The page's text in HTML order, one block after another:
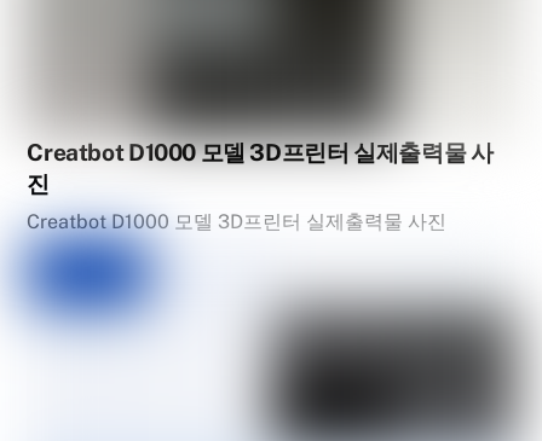
Creatbot D1000 모델 3D프린터 실제출력물 사
진
Creatbot D1000 모델 3D프린터 실제출력물 사진